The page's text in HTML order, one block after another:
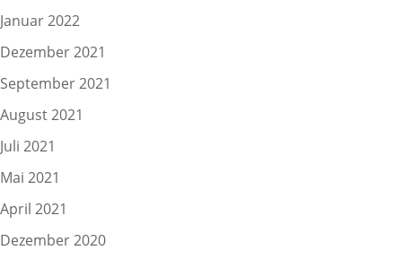
Januar 2022
Dezember 2021
September 2021
August 2021
Juli 2021
Mai 2021
April 2021
Dezember 2020